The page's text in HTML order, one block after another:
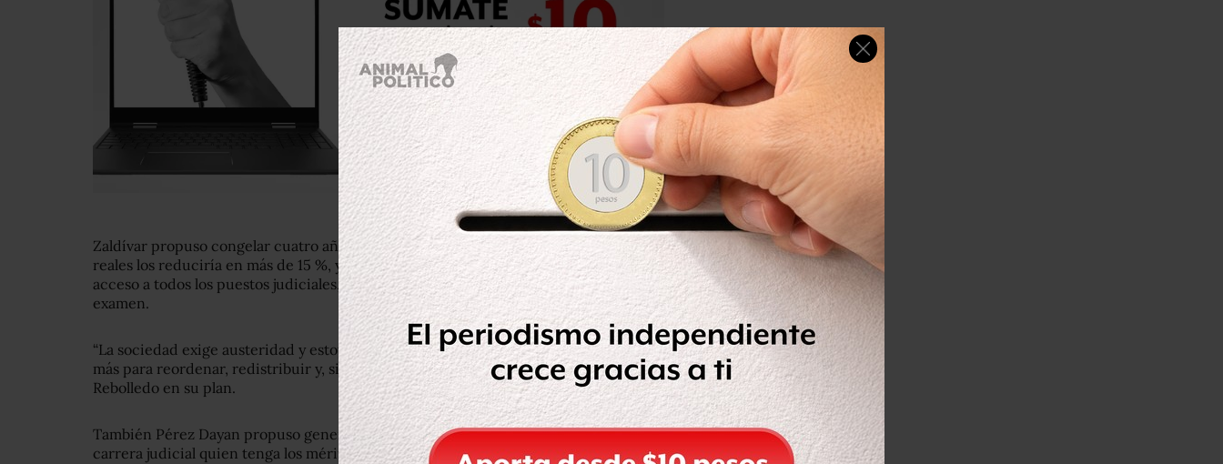
Zaldívar propuso congelar cuatro años los salarios de los mandos, lo que en términos
reales los reduciría en más de 15 %, y en el tema del nepotismo, sugirió que el
acceso a todos los puestos judiciales, y no solo el de jueces y magistrados, se sujete a
examen.
“La sociedad exige austeridad y estoy convencido de que el PJF puede esforzarse
más para reordenar, redistribuir y, si es necesario, recortar el gasto”, sostuvo Pardo
Rebolledo en su plan.
También Pérez Dayan propuso generalizar los exámenes para que ingrese a la
carrera judicial quien tenga los méritos.